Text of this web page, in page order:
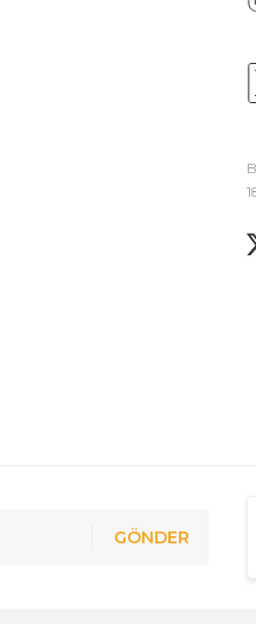
GÖNDER